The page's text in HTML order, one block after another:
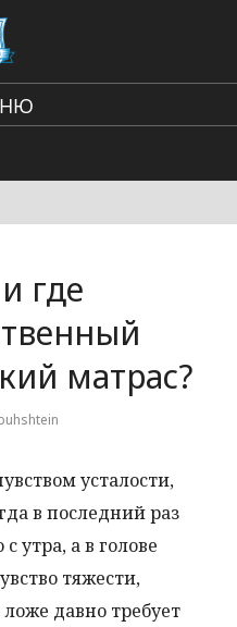
где
матрас?
усталости,
в последний раз
утра, а в голове
тяжести,
давно требует